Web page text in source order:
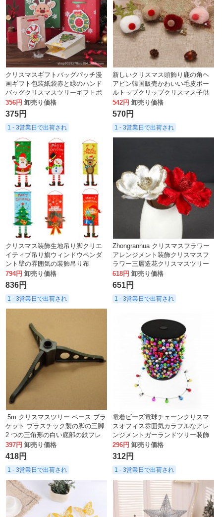
クリスマスギフトバッグパッチ漫
画ギフト包装紙袋赤と緑のハンド
バッグクリスマスツリーギフトボ
ックスギフト
356円 卸売り価格
375円
1 - 3営業日で出荷され
新しいクリスマス頭飾り鹿の角ヘ
アピン韓国販売かわいい毛皮ボー
ルトップクリップクリスマス子供
鹿装飾ヘアアクセサリー
542円 卸売り価格
570円
1 - 3営業日で出荷され
クリスマス装飾生地吊り脚クリエ
イティブ吊り旗ウィンドウペンダ
ント壁の雰囲気の装飾吊り布
794円 卸売り価格
836円
1 - 3営業日で出荷され
Zhongranhua クリスマスフラワー
アレンジメント装飾クリスマスフ
ラワー三層造花クリスマスツリー
ガーランド籐アクセサリー
618円 卸売り価格
651円
1 - 3営業日で出荷され
.5m クリスマスツリー ベース ブラ
ケット プラスチック製の脚の三脚
2 つの三角形の白い底部の鉄フレ
ーム。
397円 卸売り価格
418円
1 - 3営業日で出荷され
電着ビーズ電球チェーンクリスマ
スオフィス雰囲気カラフルなアレ
ンジメントガーランドツリー装飾
照明アクセサリー
296円 卸売り価格
312円
1 - 3営業日で出荷され